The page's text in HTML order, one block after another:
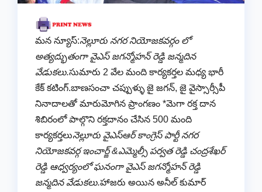
మన న్యూస్:నెల్లూరు నగర నియోజకవర్గం లో
అత్యద్భుతంగా వైఎస్ జగన్మోహన్ రెడ్డి జన్మదిన
వేడుకలు.సుమారు 2 వేల మంది కార్యకర్తల మధ్య భారీ
కేక్ కటింగ్.బాణసంచా చప్పుళ్ళు జై జగన్, జై వైస్సార్సీపీ
నినాదాలతో మారుమోగిన ప్రాంగణం *మెగా రక్త దాన
శిబిరంలో పాల్గొని రక్తదానం చేసిన 500 మంది
కార్యకర్తలునెల్లూరు వైఎస్ఆర్ కాంగ్రెస్ పార్టీ నగర
నియోజకవర్గ ఇంచార్జ్ &ఎమ్మెల్సీ పర్వత రెడ్డి చంద్రశేఖర్
రెడ్డి ఆధ్వర్యంలో ఘనంగా వైఎస్ జగన్మోహన్ రెడ్డి
జన్మదిన వేడుకలు.హాజరు అయిన అనీల్ కుమార్